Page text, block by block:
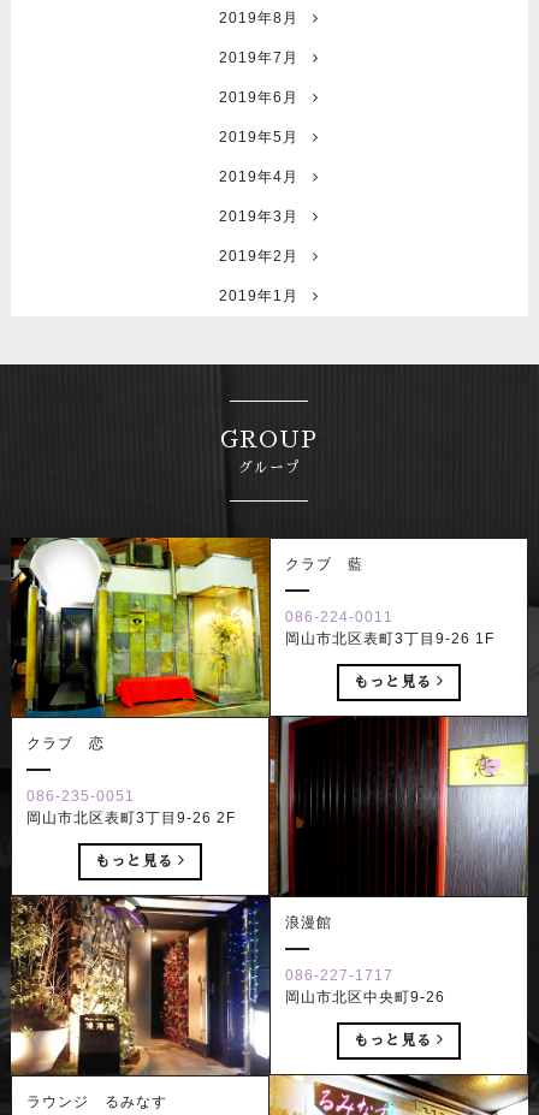
2019年8月
2019年7月
2019年6月
2019年5月
2019年4月
2019年3月
2019年2月
2019年1月
GROUP
グループ
クラブ 藍
086-224-0011
岡山市北区表町3丁目9-26 1F
もっと見る
クラブ 恋
086-235-0051
岡山市北区表町3丁目9-26 2F
もっと見る
浪漫館
086-227-1717
岡山市北区中央町9-26
もっと見る
ラウンジ るみなす